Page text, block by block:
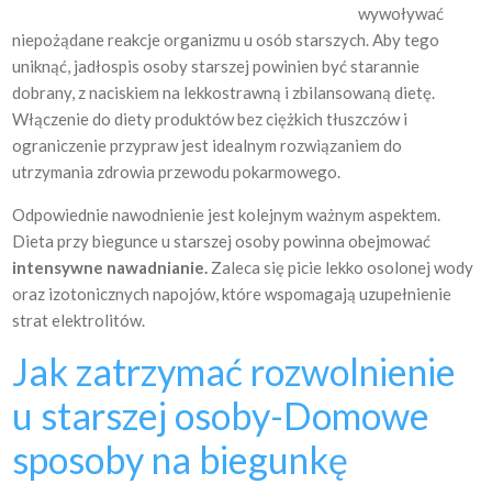
wywoływać
niepożądane reakcje organizmu u osób starszych. Aby tego
uniknąć, jadłospis osoby starszej powinien być starannie
dobrany, z naciskiem na lekkostrawną i zbilansowaną dietę.
Włączenie do diety produktów bez ciężkich tłuszczów i
ograniczenie przypraw jest idealnym rozwiązaniem do
utrzymania zdrowia przewodu pokarmowego.
Odpowiednie nawodnienie jest kolejnym ważnym aspektem.
Dieta przy biegunce u starszej osoby powinna obejmować
intensywne nawadnianie. Zaleca się picie lekko osolonej wody
oraz izotonicznych napojów, które wspomagają uzupełnienie
strat elektrolitów.
Jak zatrzymać rozwolnienie
u starszej osoby-Domowe
sposoby na biegunkę